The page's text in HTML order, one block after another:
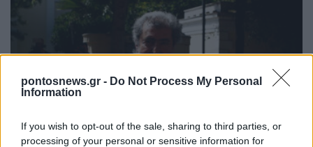
pontosnews.gr - Do Not Process My Personal
Information
If you wish to opt-out of the sale, sharing to third parties, or
processing of your personal or sensitive information for